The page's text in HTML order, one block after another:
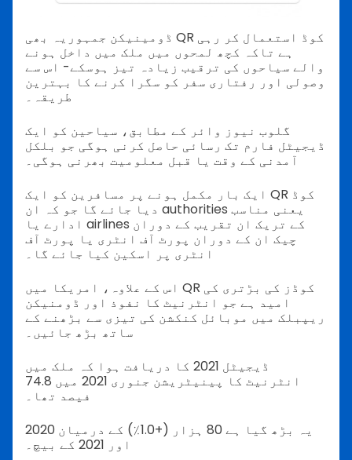
ڈومینیکن جمہوریہ بھی QR کوڈ استعمال کر رہی
ہے تاکہ کچھ لمحوں میں ملک میں داخل ہونے
والے سیاحوں کی ترقیب زیادہ تیز ہوسکے- اس سے
وصولی اور رفتاری سفر کو سگرا کرنے کا بہترین
طریقہ۔
گلوب نیوز وائر کے مطابق، سیاحین کو ایک
ڈیجیٹل فارم تک رسائی حاصل کرنی ہوگی جو بلکل
آمدنی کے وقت یا قبل معلومیت بھرنی ہوگی۔
ایک بار مکمل ہونے پر مسافرین کو ایک QR کوڈ
دیا جائے گا جو کہ ان authorities یعنی مناسب
ادارے یا airlines کے تریک ان تقریب کے دوران
چیک ان کے دوران پورٹ آف انٹری یا پورٹ آف
انٹری پر اسکین کیا جائے گا۔
اس کے علاوہ، امریکا میں QR کوڈز کی بڑتری کی
امید ہے جو انٹرنیٹ کا نفوذ اور ڈومنیکن
ریپبلک میں موبائل کنکشن کی تیزی سے بڑھنے کے
ساتھ بڑھ جائیں۔
ڈیجیٹل 2021 کا دریافت ہوا کہ ملک میں
انٹرنیٹ کا پینیٹریشن جنوری 2021 میں 74.8
فیصد تھا۔
یہ بڑھ گیا ہے 80 ہزار (+1.0٪) کے درمیان 2020
اور 2021 کے بیچ۔